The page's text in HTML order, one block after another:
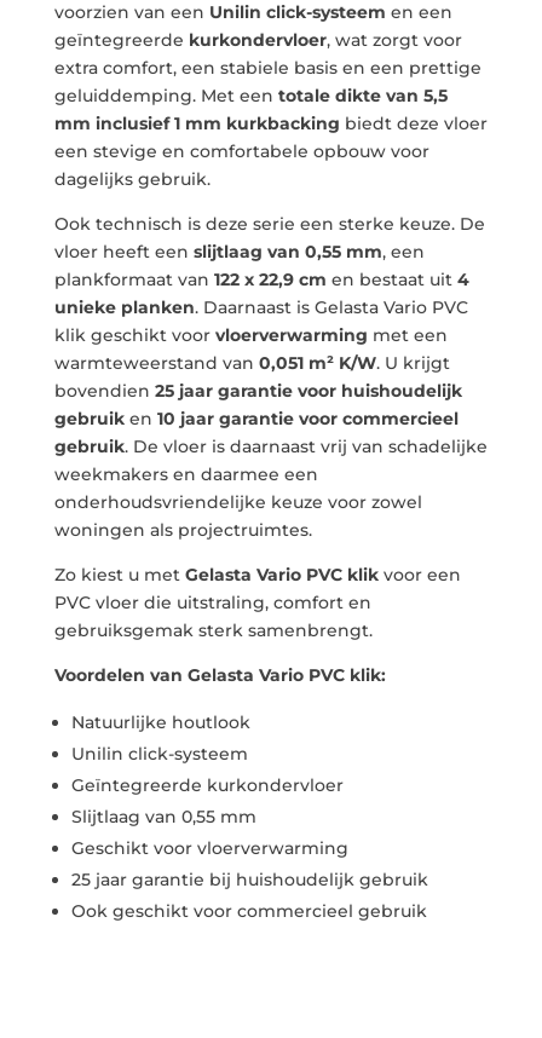
voorzien van een Unilin click-systeem en een
geïntegreerde kurkondervloer, wat zorgt voor
extra comfort, een stabiele basis en een prettige
geluiddemping. Met een totale dikte van 5,5
mm inclusief 1 mm kurkbacking biedt deze vloer
een stevige en comfortabele opbouw voor
dagelijks gebruik.
Ook technisch is deze serie een sterke keuze. De
vloer heeft een slijtlaag van 0,55 mm, een
plankformaat van 122 x 22,9 cm en bestaat uit 4
unieke planken. Daarnaast is Gelasta Vario PVC
klik geschikt voor vloerverwarming met een
warmteweerstand van 0,051 m² K/W. U krijgt
bovendien 25 jaar garantie voor huishoudelijk
gebruiken 10 jaar garantie voor commercieel
gebruik. De vloer is daarnaast vrij van schadelijke
weekmakers en daarmee een
onderhoudsvriendelijke keuze voor zowel
woningen als projectruimtes.
Zo kiest u met Gelasta Vario PVC klikvoor een
PVC vloer die uitstraling, comfort en
gebruiksgemak sterk samenbrengt.
Voordelen van Gelasta Vario PVC klik:
Natuurlijke houtlook
Unilin click-systeem
Geïntegreerde kurkondervloer
Slijtlaag van 0,55 mm
Geschikt voor vloerverwarming
25 jaar garantie bij huishoudelijk gebruik
Ook geschikt voor commercieel gebruik